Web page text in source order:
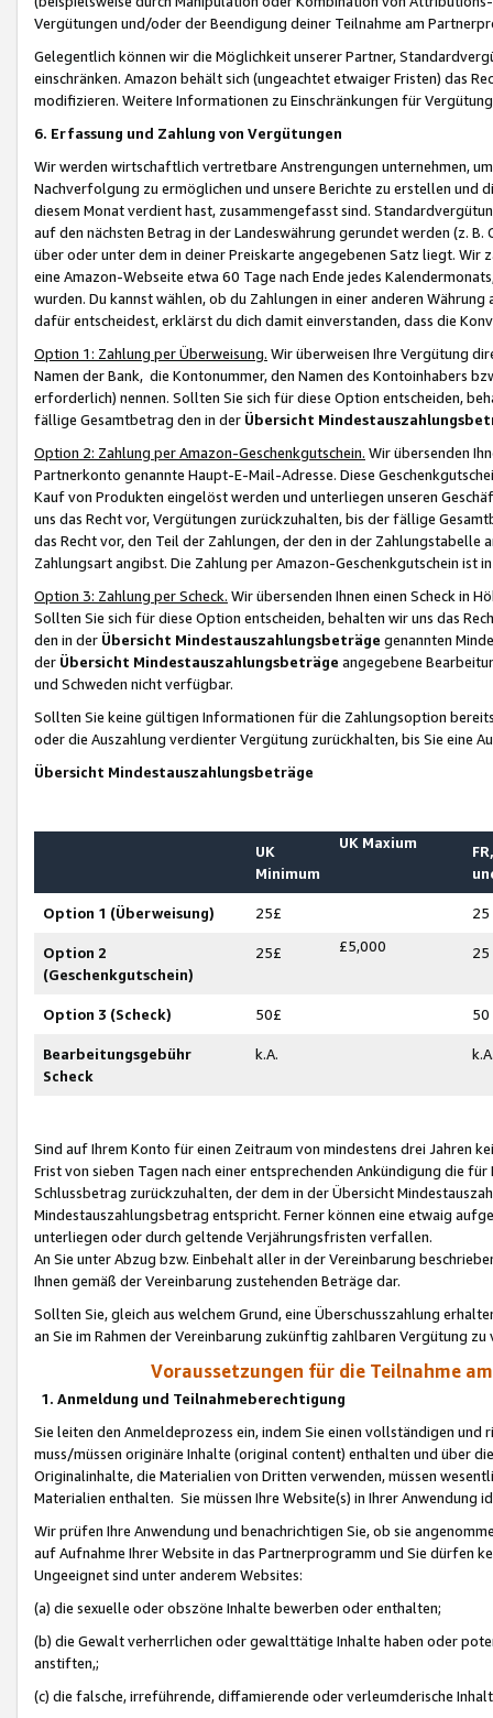
Vergütungen und/oder der Beendigung deiner Teilnahme am
Gelegentlich können wir die Möglichkeit unserer Partner,
einschränken. Amazon behält sich (ungeachtet etwaiger Fristen) das
modifizieren. Weitere Informationen zu Einschränkungen für
6. Erfassung und Zahlung von Vergütungen
Wir werden wirtschaftlich vertretbare Anstrengungen unternehmen,
Nachverfolgung zu ermöglichen und unsere Berichte zu erstellen und
diesem Monat verdient hast, zusammengefasst sind.
auf den nächsten Betrag in der Landeswährung gerundet werden (z.
über oder unter dem in deiner Preiskarte angegebenen Satz liegt.
eine Amazon-Webseite etwa 60 Tage nach Ende jedes
wurden. Du kannst wählen, ob du Zahlungen in einer anderen
dafür entscheidest, erklärst du dich damit einverstanden, dass die
Option 1: Zahlung per Überweisung. Wir überweisen Ihre Vergütung
Namen der Bank, die Kontonummer, den Namen des Kontoinhabers
erforderlich) nennen. Sollten Sie sich für diese Option entscheiden,
fällige Gesamtbetrag den in der Übersicht
Option 2: Zahlung per Amazon-Geschenkgutschein. Wir übersenden
Partnerkonto genannte Haupt-E-Mail-Adresse. Diese
Kauf von Produkten eingelöst werden und unterliegen unseren
uns das Recht vor, Vergütungen zurückzuhalten, bis der fällige
das Recht vor, den Teil der Zahlungen, der den in der
Zahlungsart angibst. Die Zahlung per Amazon-Geschenkgutschein ist
Option 3: Zahlung per Scheck. Wir übersenden Ihnen einen Scheck in
Sollten Sie sich für diese Option entscheiden, behalten wir uns das
den in der Übersicht Mindestauszahlungsbeträge genannten
der Übersicht Mindestauszahlungsbeträge angegebene
und Schweden nicht verfügbar.
Sollten Sie keine gültigen Informationen für die Zahlungsoption
oder die Auszahlung verdienter Vergütung zurückhalten, bis Sie
Übersicht Mindestauszahlungsbeträge
UK
Minimum
UK Maxium
Option 1 (Überweisung) 25£ 25
Option 2
(Geschenkgutschein)
25£ £5,000 25
Option 3 (Scheck) 50£ 50
Bearbeitungsgebühr
Scheck
k.A.
Sind auf Ihrem Konto für einen Zeitraum von mindestens drei Jahren
Frist von sieben Tagen nach einer entsprechenden Ankündigung die
Schlussbetrag zurückzuhalten, der dem in der Übersicht
Mindestauszahlungsbetrag entspricht. Ferner können eine etwaig
unterliegen oder durch geltende Verjährungsfristen verfallen.
An Sie unter Abzug bzw. Einbehalt aller in der Vereinbarung
Ihnen gemäß der Vereinbarung zustehenden Beträge dar.
Sollten Sie, gleich aus welchem Grund, eine Überschusszahlung
an Sie im Rahmen der Vereinbarung zukünftig zahlbaren Vergütung zu
Voraussetzungen für die Teilnahme
1. Anmeldung und Teilnahmeberechtigung
Sie leiten den Anmeldeprozess ein, indem Sie einen vollständigen
muss/müssen originäre Inhalte (original content) enthalten und über
Originalinhalte, die Materialien von Dritten verwenden, müssen
Materialien enthalten. Sie müssen Ihre Website(s) in Ihrer Anwendung
Wir prüfen Ihre Anwendung und benachrichtigen Sie, ob sie
auf Aufnahme Ihrer Website in das Partnerprogramm und Sie dürfen
Ungeeignet sind unter anderem Websites:
(a) die sexuelle oder obszöne Inhalte bewerben oder enthalten;
(b) die Gewalt verherrlichen oder gewalttätige Inhalte haben oder
anstiften,;
(c) die falsche, irreführende, diffamierende oder verleumderische